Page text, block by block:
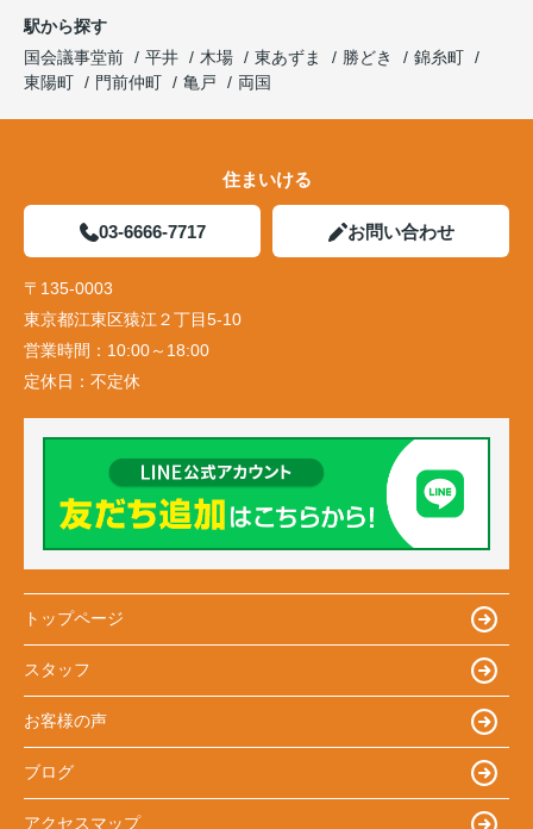
駅から探す
国会議事堂前
平井 木場 東あずま 勝どき
錦糸町
東陽町
門前仲町 亀戸 両国
住まいける
03-6666-7717 お問い合わせ
〒135-0003
東京都江東区猿江２丁目5-10
営業時間： 10:00～18:00
定休日： 不定休
トップページ
スタッフ
お客様の声
ブログ
アクセスマップ